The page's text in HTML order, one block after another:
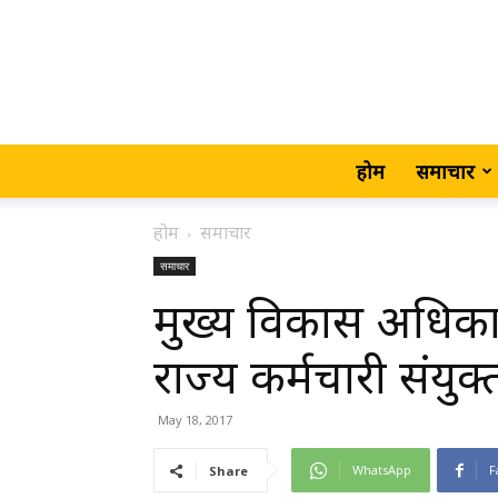
होम समाचार
होम समाचार
समाचार
मुख्य विकास
राज्य कर्मचारी
May 18, 2017
Share WhatsApp